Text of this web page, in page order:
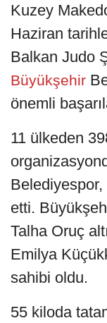
Kuzey
Haziran
Balkan Judo
Büyükşehir
önemli
11 ülkeden
etti.
Talha Oruç
Emilya
sahibi oldu.
55 kiloda